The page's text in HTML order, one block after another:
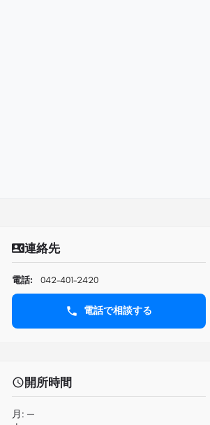
連絡先
電話: 042-401-2420
電話で相談する
開所時間
月: ─